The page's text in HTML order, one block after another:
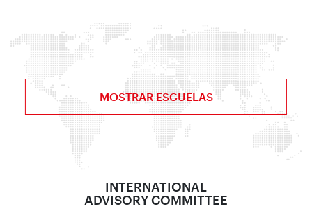
MOSTRAR ESCUELAS
INTERNATIONAL
ADVISORY COMMITTEE